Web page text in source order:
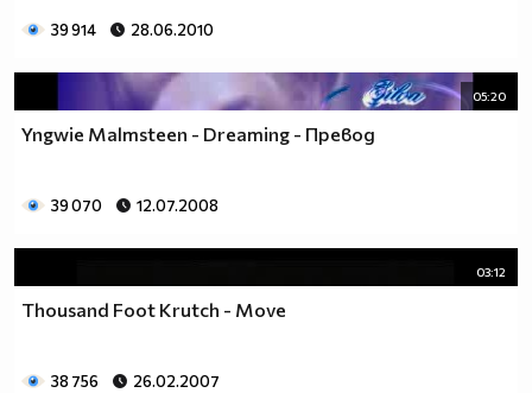
39 914 28.06.2010
05:20
Yngwie Malmsteen - Dreaming - Превод
39 070 12.07.2008
03:12
Thousand Foot Krutch - Move
38 756 26.02.2007